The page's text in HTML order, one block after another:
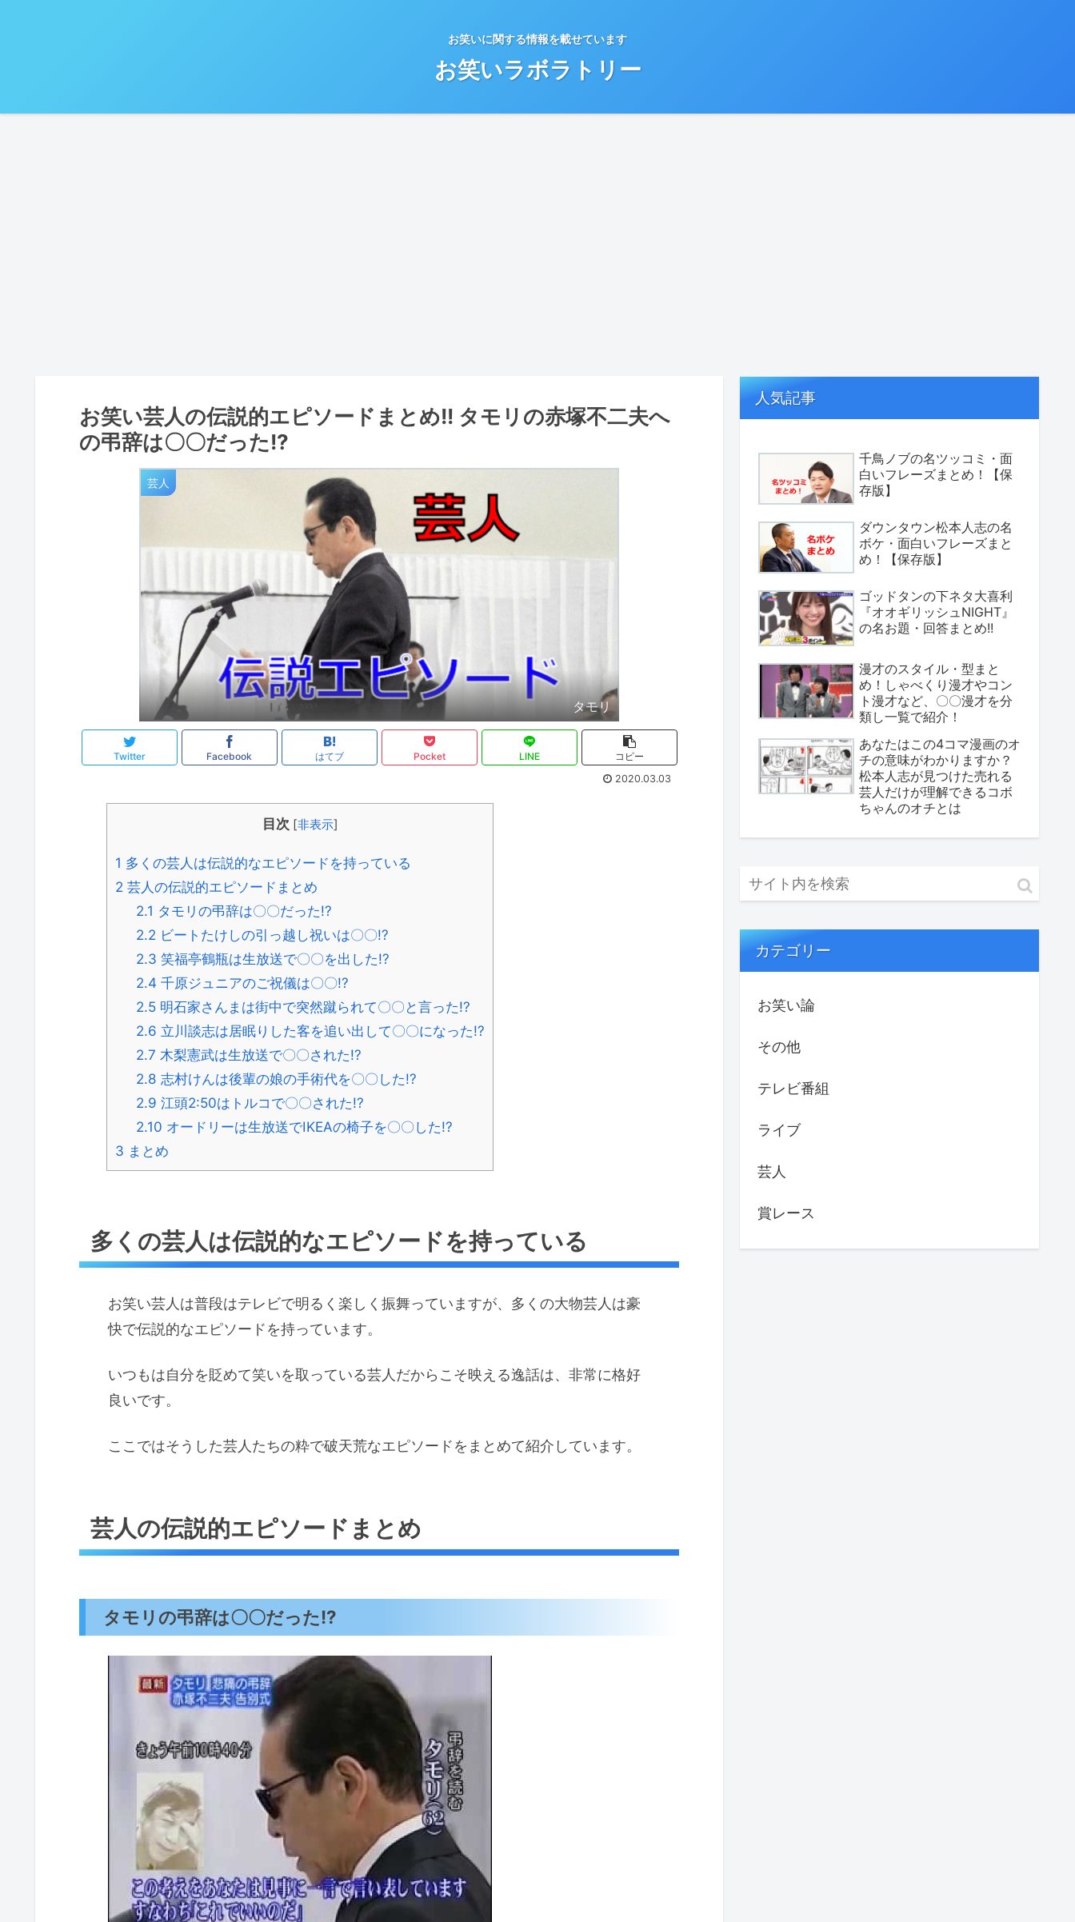
お笑いに関する情報を載せています
お笑いラボラトリー
お笑い芸人の伝説的エピソードまとめ!! タモリの赤塚不二夫へ
の弔辞は〇〇だった!?
芸人
タモリ
Twitter Facebook はてブ Pocket LINE
コピー
2020.03.03
目次 [非表示]
1 多くの芸人は伝説的なエピソードを持っている
2 芸人の伝説的エピソードまとめ
2.1 タモリの弔辞は〇〇だった!?
2.2 ビートたけしの引っ越し祝いは〇〇!?
2.3 笑福亭鶴瓶は生放送で〇〇を出した!?
2.4 千原ジュニアのご祝儀は〇〇!?
2.5明石家さんまは街中で突然蹴られて〇〇と言った!?
2.6 立川談志は居眠りした客を追い出して〇〇になった!?
2.7 木梨憲武は生放送で〇〇された!?
2.8 志村けんは後輩の娘の手術代を〇〇した!?
2.9 江頭2:50はトルコで〇〇された!?
2.10 オードリーは生放送でIKEAの椅子を〇〇した!?
3 まとめ
多くの芸人は伝説的なエピソードを持っている
お笑い芸人は普段はテレビで明るく楽しく振舞っていますが、多くの大物芸人は豪
快で伝説的なエピソードを持っています。
いつもは自分を貶めて笑いを取っている芸人だからこそ映える逸話は、非常に格好
良いです。
ここではそうした芸人たちの粋で破天荒なエピソードをまとめて紹介しています。
芸人の伝説的エピソードまとめ
タモリの弔辞は〇〇だった!?
人気記事
千鳥ノブの名ツッコミ・面
白いフレーズまとめ！【保
存版】
ダウンタウン松本人志の名
ボケ・面白いフレーズまと
め！【保存版】
ゴッドタンの下ネタ大喜利
『オオギリッシュNIGHT』
の名お題・回答まとめ!!
漫才のスタイル・型まと
め！しゃべくり漫才やコン
ト漫才など、〇〇漫才を分
類し一覧で紹介！
あなたはこの4コマ漫画のオ
チの意味がわかりますか？
松本人志が見つけた売れる
芸人だけが理解できるコボ
ちゃんのオチとは
カテゴリー
お笑い論
その他
テレビ番組
ライブ
芸人
賞レース